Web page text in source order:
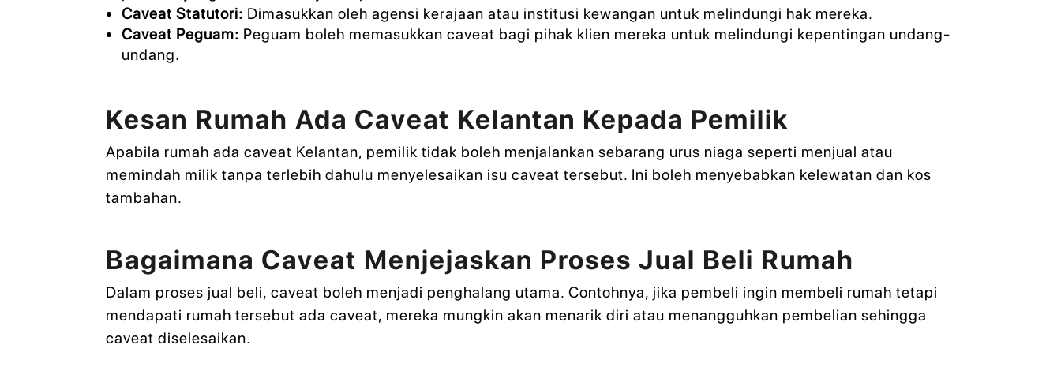
Caveat Statutori: Dimasukkan oleh agensi kerajaan atau institusi kewangan untuk melindungi hak mereka.
Caveat Peguam: Peguam boleh memasukkan caveat bagi pihak klien mereka untuk melindungi kepentingan undang-
undang.
Kesan Rumah Ada Caveat Kelantan Kepada Pemilik
Apabila rumah ada caveat Kelantan, pemilik tidak boleh menjalankan sebarang urus niaga seperti menjual atau
memindah milik tanpa terlebih dahulu menyelesaikan isu caveat tersebut. Ini boleh menyebabkan kelewatan dan kos
tambahan.
Bagaimana Caveat Menjejaskan Proses Jual Beli Rumah
Dalam proses jual beli, caveat boleh menjadi penghalang utama. Contohnya, jika pembeli ingin membeli rumah tetapi
mendapati rumah tersebut ada caveat, mereka mungkin akan menarik diri atau menangguhkan pembelian sehingga
caveat diselesaikan.